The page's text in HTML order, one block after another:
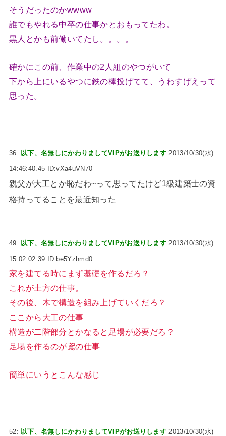
そうだったのかwwww
誰でもやれる中卒の仕事かとおもってたわ。
黒人とかも前働いてたし。。。。
確かにこの前、作業中の2人組のやつがいて
下から上にいるやつに鉄の棒投げてて、うわすげえって
思った。
36: 以下、名無しにかわりましてVIPがお送りします 2013/10/30(水)
14:46:40.45 ID:vXa4uVN70
親父が大工とか恥だわ~って思ってたけど1級建築士の資
格持ってることを最近知った
49: 以下、名無しにかわりましてVIPがお送りします 2013/10/30(水)
15:02:02.39 ID:be5Yzhmd0
家を建てる時にまず基礎を作るだろ？
これが土方の仕事。
その後、木で構造を組み上げていくだろ？
ここから大工の仕事
構造が二階部分とかなると足場が必要だろ？
足場を作るのが鳶の仕事
簡単にいうとこんな感じ
52: 以下、名無しにかわりましてVIPがお送りします 2013/10/30(水)